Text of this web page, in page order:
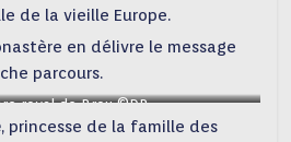
de la vieille Europe.
en délivre le message
parcours.
royal de Brou ©DR
, princesse de la famille des